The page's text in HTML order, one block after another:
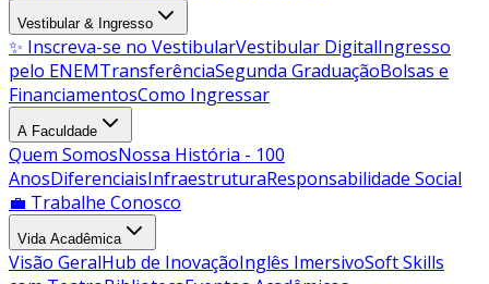
Vestibular & Ingresso
✨ Inscreva-se no VestibularVestibular DigitalIngresso
pelo ENEMTransferênciaSegunda GraduaçãoBolsas e
FinanciamentosComo Ingressar
A Faculdade
Quem SomosNossa História - 100
AnosDiferenciaisInfraestruturaResponsabilidade Social
💼 Trabalhe Conosco
Vida Acadêmica
Visão GeralHub de InovaçãoInglês ImersivoSoft Skills